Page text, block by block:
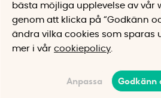
bästa möjliga upplevelse av vår
genom att klicka på “Godkänn
ändra vilka cookies som sparas
mer i vår cookiepolicy
Anpassa Godkänn